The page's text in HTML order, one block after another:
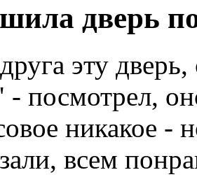
дверь
эту
- посмотрел,
никакое -
всем